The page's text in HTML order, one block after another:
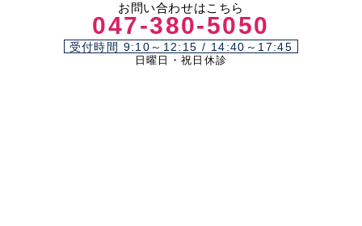
お問い合わせはこちら
047-380-5050
受付時間 9:10～12:15 / 14:40～17:45
日曜日・祝日休診